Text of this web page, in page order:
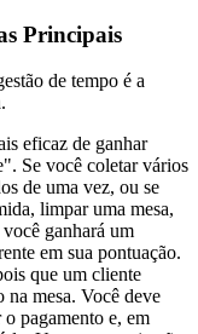
Principais
de tempo é a
eficaz de ganhar
Se você coletar vários
de uma vez, ou se
limpar uma mesa,
ganhará um
em sua pontuação.
que um cliente
na mesa. Você deve
pagamento e, em